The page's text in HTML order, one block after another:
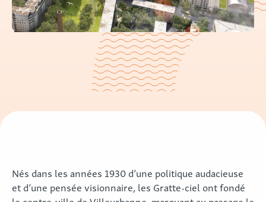
Nés dans les années 1930 d’une politique audacieuse
et d’une pensée visionnaire, les Gratte-ciel ont fondé